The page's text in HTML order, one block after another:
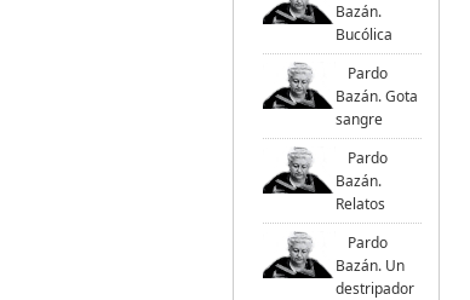
Bazán.
Bucólica
Pardo
Bazán. Gota
sangre
Pardo
Bazán.
Relatos
Pardo
Bazán. Un
destripador